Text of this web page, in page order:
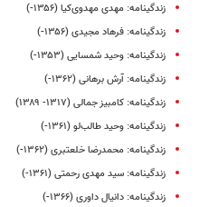
زندگینامه: مهدی مهدوی‌کیا (۱۳۵۶-)
زندگینامه: فرهاد مجیدی (۱۳۵۶-)
زندگینامه: وحید شمسایی (۱۳۵۳-)
زندگینامه: آرش برهانی (۱۳۶۲-)
زندگینامه: کامبیز جمالی (۱۳۱۷- ۱۳۸۹)
زندگینامه: وحید طالب‌لو (۱۳۶۱-)
زندگینامه: محمدرضا خلعتبری (۱۳۶۲-)
زندگینامه: سید مهدی‌ رحمتی‌ (۱۳۶۱-)
زندگینامه: دانیال داوری (۱۳۶۶-)